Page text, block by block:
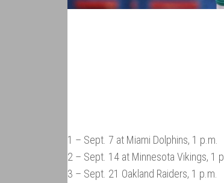
1 – Sept. 7 at Miami Dolphins, 1 p.m.
2 – Sept. 14 at Minnesota Vikings, 1
3 – Sept. 21 Oakland Raiders, 1 p.m.